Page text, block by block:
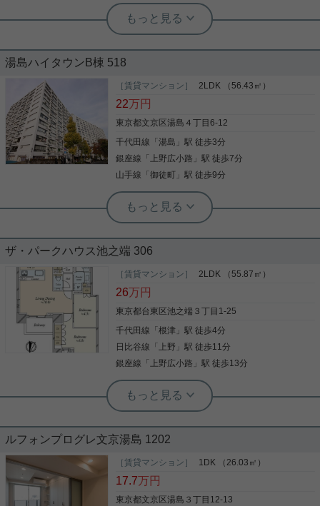
も安心。 宅配BOXやインターネット無料など、忙し
い方に嬉しい設備も揃っています。 気になる点や類
似物件などお気軽に【実用春日ホーム 小石川店】
実用春日ホーム 本店 砂子-
オートロック付きの駅近マンション！
トロックとＴＶモニター付きインターホンが付いて
おりますので、 セキュリティ◎なマンションでござ
の日でも生乾きの心配なし！ ご興味ございましたら
お気軽にお問い合わせくださいませ！
写真(9)
実用春日ホーム 千石店 会田将弘
湯島駅 １分のオートロック付きマンション！ オー
トロックとＴＶモニター付きインターホンが付いて
います。 また浴室乾燥機も付いておりますので、 雨
の日でも生乾きの心配なし！ ご興味ございましたら
お気軽にお問い合わせくださいませ！
写真(9)
詳細を見る
実用春日ホーム 千石店 会田将弘
都営三田線千石駅A4番出口から徒歩1
件から事業用物件まで多数取り揃えて
おります。他社の掲載物件もまとめて
ご紹介可能です！
分の場所に文京区立湯島小学校があります。収納は
クロゼット・シューズボックスなど豊富なので、
広々と空間を利用することも可能です。化粧品やス
タイリング剤などをまとめて出し入れして、サッと
自炊が多い方にはうれしいグリル付きとなっていま
す。エレベーター2基付きです。こちら千代田線湯
島近くに立地する賃貸住宅でなら、きっとあなたの
希望しているライフスタイルを叶えることができる
でしょう。
写真(9)
詳細を見る
湯島ハイタウンB棟 518
［賃貸マンション］ 2LDK （56.43㎡）
22万円
東京都文京区湯島４丁目6-12
千代田線 「湯島 」駅 徒歩3分
銀座線 「 上野広小路 」駅 徒歩7分
山手線 「御徒町 」駅 徒歩9分
実用春日ホーム 富坂サテライト 板東翔
☆設備新規入れ替え☆ 上野公園はお散
歩コース
上野公園がお散歩コース！ 人気エリア湯島の物件。
歴史ある「湯島ハイタウンＢ棟」をご紹介！ 特筆す
べきは、共用部の充実ぶり。エントランスを一歩入
い朝の朝食や、休日のランチを贅沢に彩ります。 総
戸数が多い物件ですが、エレベーターは4基を完
備。待ち時間のストレスを最小限に抑えた設計で
す。 室内は新規で独立洗面台、トイレを入れ替え、
モダンで清廉な空間に生まれ変わりました。 周辺に
はスーパーやドラッグストアが点在し、さらに上野
エリアまで徒歩圏内という驚きの好アクセス。保育
で、この利便性と美しさをぜひ体感してください。
実用春日ホーム 千石店 会田将弘
都営三田線千石駅A4番出口から徒歩1
分。 千石エリアを中心に賃貸・売買物
おります。他社の掲載物件もまとめて
ご紹介可能です！
分の場所に文京区立湯島小学校があります。収納は
クロゼット・シューズボックスなど豊富なので、
ザ・パークハウス池之端 306
［賃貸マンション］ 2LDK （55.87㎡）
26万円
東京都台東区池之端３丁目1-25
千代田線 「根津 」駅 徒歩4分
日比谷線 「 上野 」駅 徒歩11分
銀座線 「 上野広小路 」駅 徒歩13分
根津駅前センター（実用根津ホーム株式会社 根津駅前センター） スタ
ッフ小西
上質な暮らしを叶える池之端の邸宅。
東京メトロ千代田線「根津」駅 徒歩4分の好立地。
都心でありながら緑や文化を感じられる、文京区池
之端アドレス。 ★高級感あふれるおすすめポイント
★ ・床暖房・浴室乾燥・追焚機能など上質な設備 ・
ルフォンプログレ文京湯島 1202
［賃貸マンション］ 1DK （26.03㎡）
17.7万円
東京都文京区湯島３丁目12-13